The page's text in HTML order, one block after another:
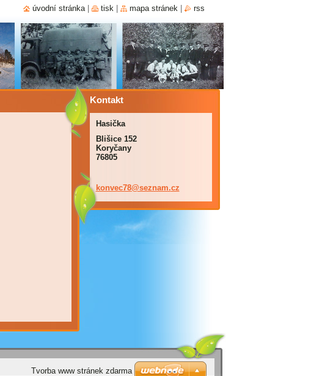
Kontakt
Hasička
Blišice 152
Koryčany
76805
konvec78@seznam.cz
úvodní stránka tisk mapa stránek rss
Tvorba www stránek zdarma